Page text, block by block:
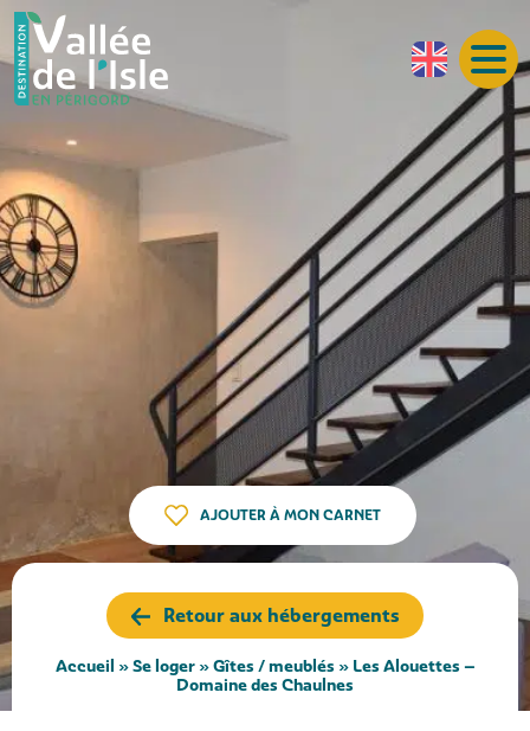
AJOUTER À MON CARNET
Retour aux hébergements
Accueil »Se loger»Gîtes / meublés » Les Alouettes –
Domaine des Chaulnes